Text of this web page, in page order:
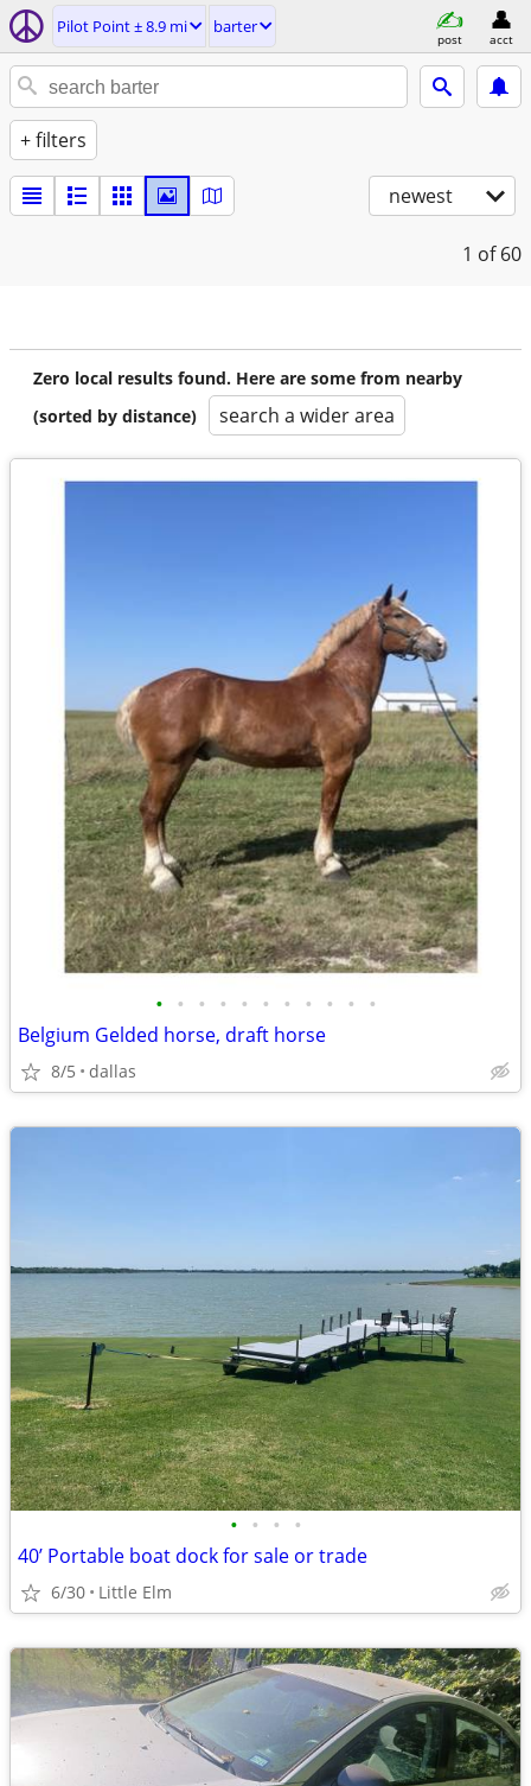
Pilot Point ± 8.9 mi barter
post acct
+ filters
newest
1 of 60
Zero local results found. Here are some from nearby
(sorted by distance)
search a wider area
• • • • • • • • • • •
Belgium Gelded horse, draft horse
8/5 dallas
• • • •
40’ Portable boat dock for sale or trade
6/30 Little Elm